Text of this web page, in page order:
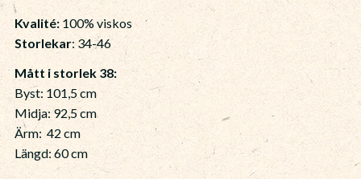
Kvalité: 100% viskos
Storlekar: 34-46
Mått i storlek 38:
Byst: 101,5 cm
Midja: 92,5 cm
Ärm: 42 cm
Längd: 60 cm